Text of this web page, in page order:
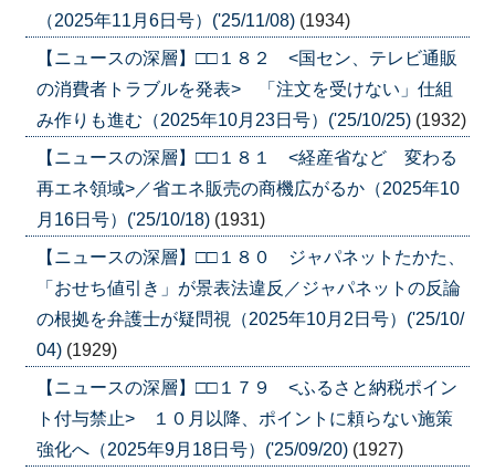
（2025年11月6日号）('25/11/08) (1934)
【ニュースの深層】□□１８２ <国セン、テレビ通販
の消費者トラブルを発表> 「注文を受けない」仕組
み作りも進む（2025年10月23日号）('25/10/25) (1932)
【ニュースの深層】□□１８１ <経産省など 変わる
再エネ領域>／省エネ販売の商機広がるか（2025年10
月16日号）('25/10/18) (1931)
【ニュースの深層】□□１８０ ジャパネットたかた、
「おせち値引き」が景表法違反／ジャパネットの反論
の根拠を弁護士が疑問視（2025年10月2日号）('25/10/
04) (1929)
【ニュースの深層】□□１７９ <ふるさと納税ポイン
ト付与禁止> １０月以降、ポイントに頼らない施策
強化へ（2025年9月18日号）('25/09/20) (1927)